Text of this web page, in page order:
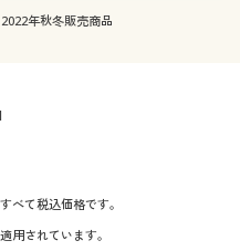
冬
2022年秋冬販売商品
べて税込価格です。
用されています。